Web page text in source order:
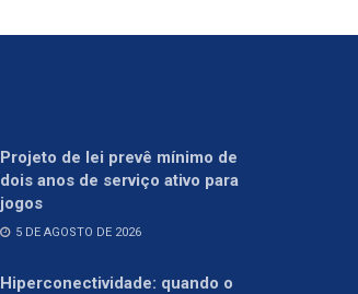
Projeto de lei prevê mínimo de
dois anos de serviço ativo para
jogos
5 DE AGOSTO DE 2026
Hiperconectividade: quando o